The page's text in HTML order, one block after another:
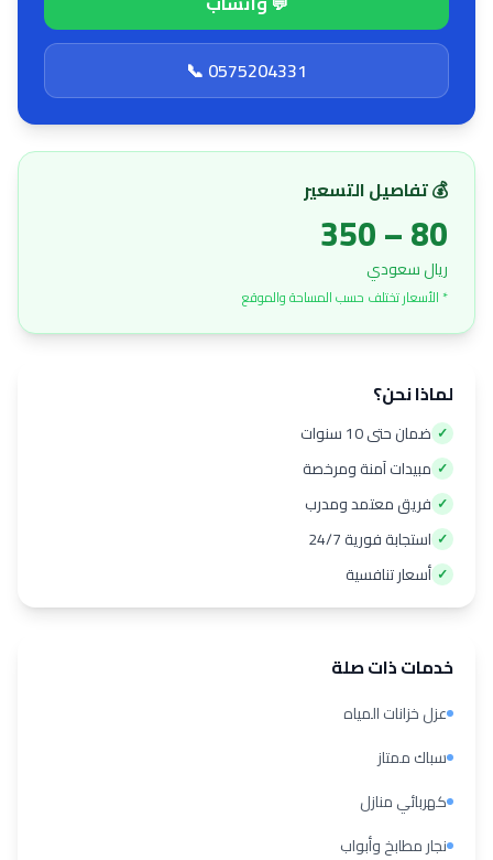
📞 0575204331
💰 تفاصيل التسعير
80 – 350
ريال سعودي
* الأسعار تختلف حسب المساحة والموقع
لماذا نحن؟
✓ ضمان حتى 10 سنوات
✓ مبيدات آمنة ومرخصة
✓ فريق معتمد ومدرب
✓ استجابة فورية 24/7
✓ أسعار تنافسية
خدمات ذات صلة
عزل خزانات المياه
سباك ممتاز
كهربائي منازل
نجار مطابخ وأبواب